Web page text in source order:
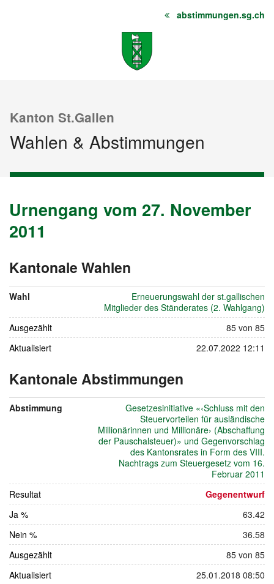
Startseite
Sitemap abstimmungen.sg.ch
Kanton St.Gallen
Wahlen & Abstimmungen
Urnengang
vom
27.
2011
Urnengang
vom
23.
2011
Urnengang
vom
15.
2011
Urnengang
vom
13.
2011
Archiv
Urnengang vom 27. November
2011
Kantonale Wahlen
27.
November
2011
Wahl
Erneuerungswahl der st.gallischen
Mitglieder des Ständerates (2. Wahlgang)
Ausgezählt
85 von 85
Aktualisiert
22.07.2022 12:11
Kantonale Abstimmungen
27.
November
2011
Abstimmung
Gesetzesinitiative «‹Schluss mit den
Steuervorteilen für ausländische
Millionärinnen und Millionäre› (Abschaffung
der Pauschalsteuer)» und Gegenvorschlag
des Kantonsrates in Form des VIII.
Nachtrags zum Steuergesetz vom 16.
Februar 2011
Resultat
Gegenentwurf
Ja %
63.42
Nein %
36.58
Ausgezählt
85 von 85
Aktualisiert
25.01.2018 08:50